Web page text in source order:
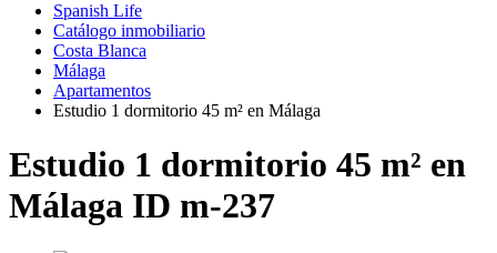
Spanish Life
Catálogo inmobiliario
Costa Blanca
Málaga
Apartamentos
Estudio 1 dormitorio 45 m² en Málaga
Estudio 1 dormitorio 45 m² en
Málaga ID m-237